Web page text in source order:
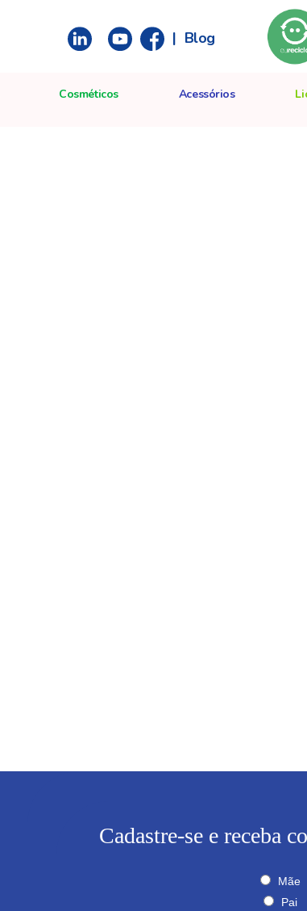
| Blog
Cosméticos Acessórios
Cadastre-se e receba
Mãe
Pai